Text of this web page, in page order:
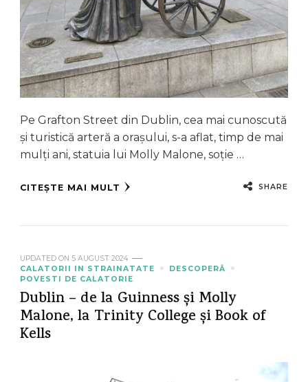
Pe Grafton Street din Dublin, cea mai cunoscută
și turistică arteră a orașului, s-a aflat, timp de mai
mulți ani, statuia lui Molly Malone, soție …
CITEȘTE MAI MULT SHARE
UPDATED ON 5 AUGUST 2024
CALATORII IN STRAINATATE
DESCOPERĂ
POVESTI DE CALATORIE
Dublin – de la Guinness și Molly
Malone, la Trinity College și Book of
Kells